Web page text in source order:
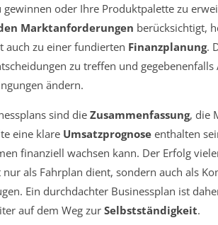
oder Ihre Produktpalette zu
Marktanforderungen berücksichtigt,
zu einer fundierten Finanzplanung.
zu treffen und gegebenenfalls
ändern.
sind die Zusammenfassung, die
eine klare Umsatzprognose enthalten
finanziell wachsen kann. Der Erfolg
als Fahrplan dient, sondern auch als
Ein durchdachter Businessplan ist
auf dem Weg zur Selbstständigkeit.